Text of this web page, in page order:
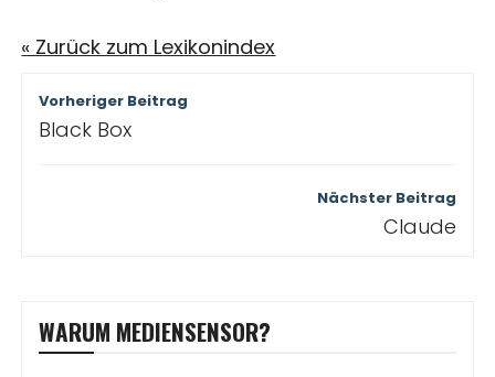
« Zurück zum Lexikonindex
Beitragsnavigation
Vorheriger Beitrag
Black Box
Nächster Beitrag
Claude
WARUM MEDIENSENSOR?